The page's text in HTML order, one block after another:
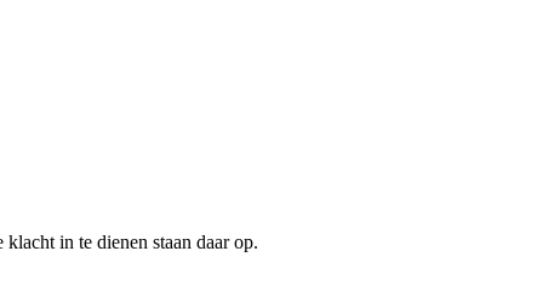
in te dienen staan daar op.